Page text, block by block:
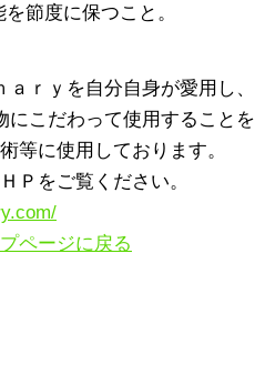
節度に保つこと。
ｒｙを自分自身が愛用し、
にこだわって使用することを
等に使用しております。
Ｐをご覧ください。
ページに戻る